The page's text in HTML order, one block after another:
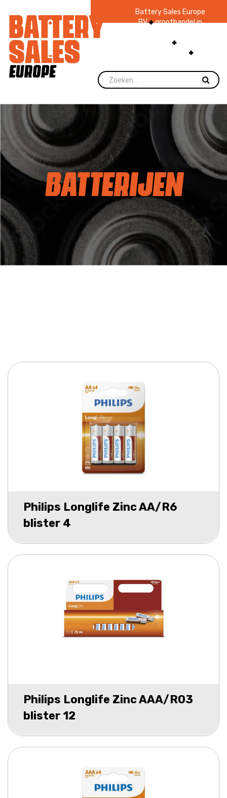
Battery Sales Europe
BV groothandel in
zaklampen Ruim 48
jaar ervaring
voorraad.
BATTERIJEN
Philips Longlife Zinc AA/R6
blister 4
Philips Longlife Zinc AAA/R03
blister 12